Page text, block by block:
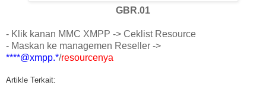
GBR.01
- Klik kanan MMC XMPP -> Ceklist Resource
- Maskan ke managemen Reseller ->
****@xmpp.*/resourcenya
Artikle Terkait: